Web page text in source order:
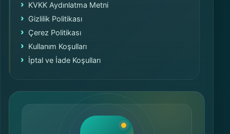
KVKK Aydınlatma Metni
Gizlilik Politikası
Çerez Politikası
Kullanım Koşulları
İptal ve İade Koşulları